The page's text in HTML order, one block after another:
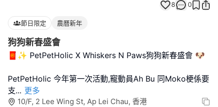
8 0
節日限定 農曆新年
狗狗新春盛會
🧧✨ PetPetHolic X Whiskers N Paws狗狗新春盛會 🐶
PetPetHolic 今年第一次活動,寵動員Ah Bu 同Moko梗係要
支... 更多
10/F, 2 Lee Wing St, Ap Lei Chau, 香港